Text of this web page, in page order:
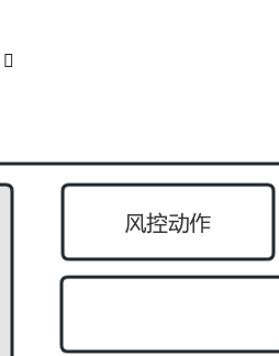
